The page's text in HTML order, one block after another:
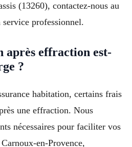
(13260), contactez-nous au
professionnel.
après effraction est-
?
habitation, certains frais
une effraction. Nous
nécessaires pour faciliter vos
en-Provence,